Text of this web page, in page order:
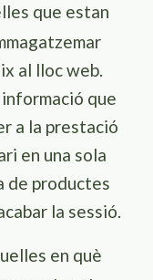
que estan
al lloc web.
que
a la prestació
en una sola
de productes
la sessió.
en què